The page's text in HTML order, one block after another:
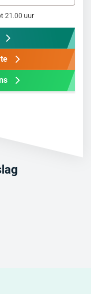
21.00 uur